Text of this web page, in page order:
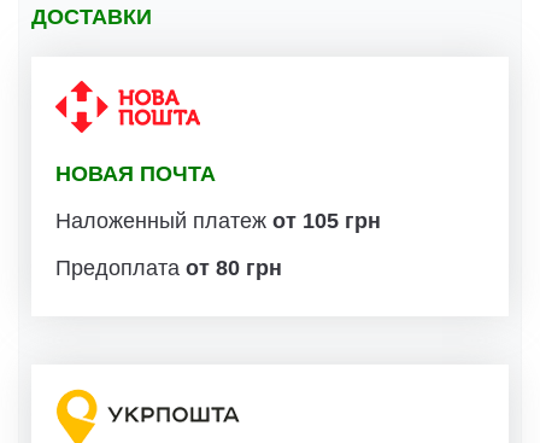
ДОСТАВКИ
НОВАЯ ПОЧТА
Наложенный платеж от 105 грн
Предоплата от 80 грн